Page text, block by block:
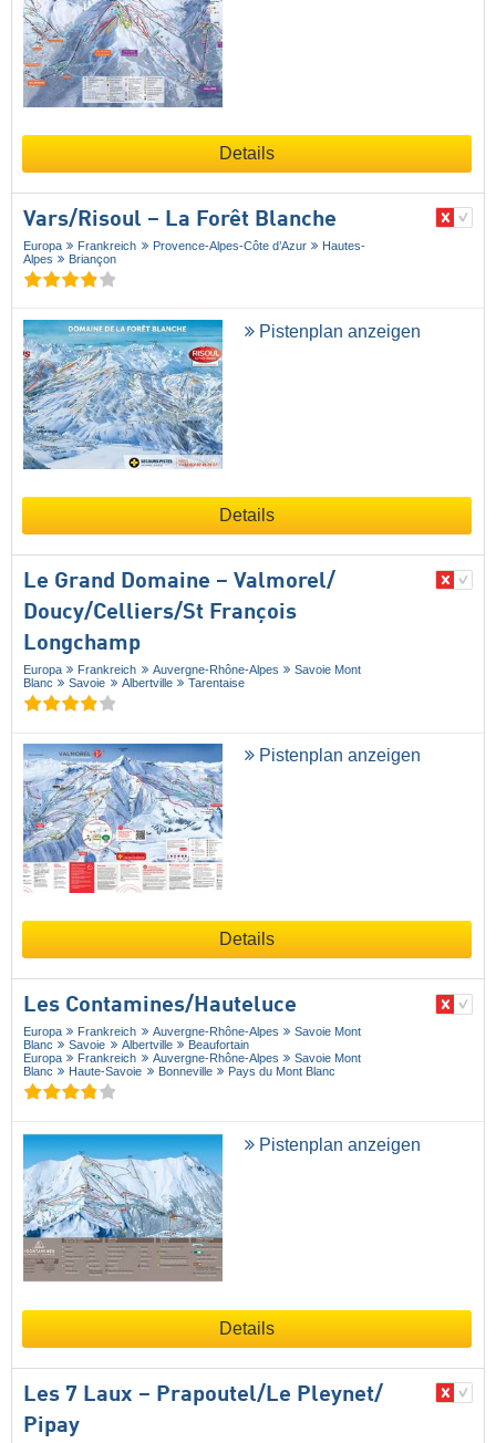
Details
Vars/​Risoul – La Forêt Blanche
Europa Frankreich Provence-Alpes-Côte d’Azur
Hautes-
Alpes
Briançon
Pistenplan anzeigen
Details
Le Grand Domaine – Valmorel/​
Doucy/​Celliers/​St François
Longchamp
Europa Frankreich Auvergne-Rhône-Alpes
Savoie Mont
Blanc
Savoie Albertville Tarentaise
Pistenplan anzeigen
Details
Les Contamines/​Hauteluce
Europa Frankreich Auvergne-Rhône-Alpes
Savoie Mont
Blanc
Savoie Albertville
Beaufortain
Europa
Frankreich Auvergne-Rhône-Alpes
Savoie Mont
Blanc
Haute-Savoie Bonneville Pays du Mont Blanc
Pistenplan anzeigen
Details
Les 7 Laux – Prapoutel/​Le Pleynet/​
Pipay